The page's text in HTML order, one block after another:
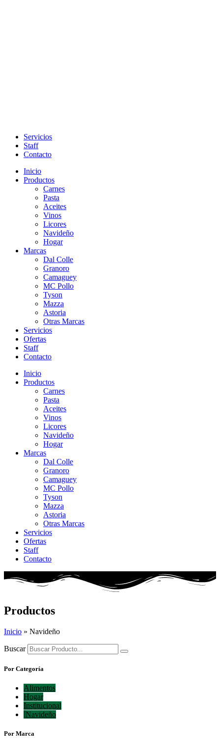
Servicios
Staff
Contacto
Inicio
Productos
Carnes
Pasta
Aceites
Vinos
Licores
Navideño
Hogar
Marcas
Dal Colle
Granoro
Camaguey
MC Pollo
Tyson
Mazza
Astoria
Otras Marcas
Servicios
Ofertas
Staff
Contacto
Inicio
Productos
Carnes
Pasta
Aceites
Vinos
Licores
Navideño
Hogar
Marcas
Dal Colle
Granoro
Camaguey
MC Pollo
Tyson
Mazza
Astoria
Otras Marcas
Servicios
Ofertas
Staff
Contacto
Productos
Inicio » Navideño
Buscar
Por Categoría
Alimentos
Hogar
Institucional
Navideño
Por Marca